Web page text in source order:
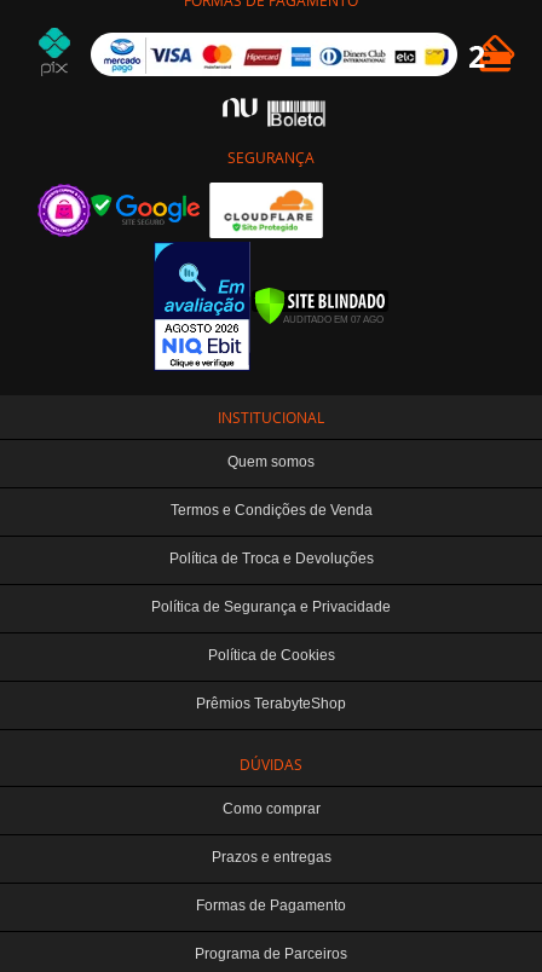
SEGURANÇA
INSTITUCIONAL
Quem somos
Termos e Condições de Venda
Política de Troca e Devoluções
Política de Segurança e Privacidade
Política de Cookies
Prêmios TerabyteShop
DÚVIDAS
Como comprar
Prazos e entregas
Formas de Pagamento
Programa de Parceiros